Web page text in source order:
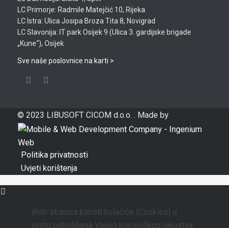
LC Primorje: Radmile Matejčić 10, Rijeka
LC Istra: Ulica Josipa Broza Tita 8, Novigrad
LC Slavonija: IT park Osijek 9 (Ulica 3. gardijske brigade
„Kune“), Osijek
Sve naše poslovnice na karti >
© 2023 LIBUSOFT CICOM d.o.o. . Made by
Politika privatnosti
Uvjeti korištenja
Web stranica koristi kolačiće (Cookies) u
svrhu poboljšanja Vašeg korisničkog iskustva,